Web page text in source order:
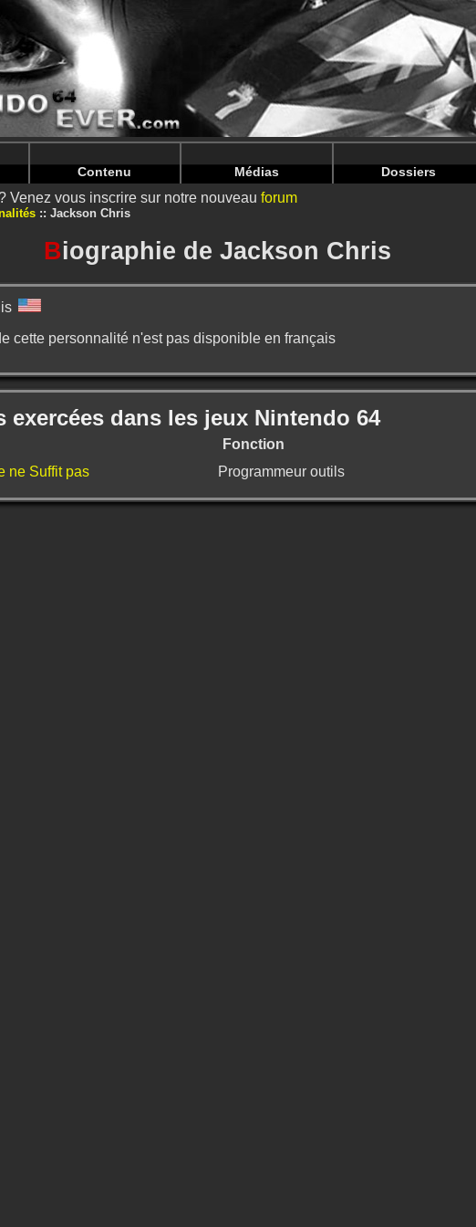
in/home/nintendoju/www/Personnalite-Details.php on line69
in/home/nintendoju/www/Personnalite-Details.phpon line73
Contenu Médias Dossiers
Venez vous inscrire sur notre nouveau forum
Jackson Chris
Biographie de Jackson Chris
cette personnalité n'est pas disponible en français
exercées dans les jeux Nintendo 64
Fonction
ne Suffit pas
Programmeur outils